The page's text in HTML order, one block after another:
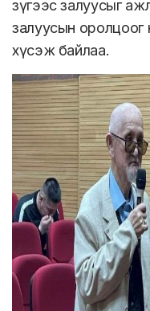
зүгээс залуусыг
залуусын оролцоог
хүсэж байлаа.